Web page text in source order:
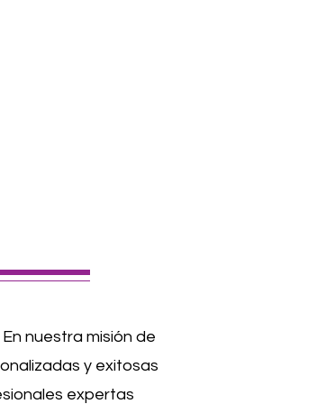
En nuestra misión de
y exitosas
expertas